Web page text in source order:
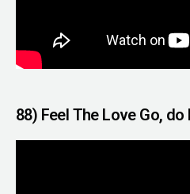
88) Feel The Love Go,